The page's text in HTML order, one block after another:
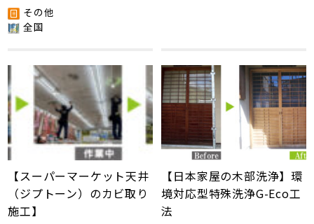
その他
全国
【スーパーマーケット天井
（ジプトーン）のカビ取り
施工】
【日本家屋の木部洗浄】環
境対応型特殊洗浄G-Eco工
法